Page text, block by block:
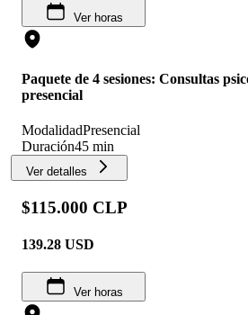
Ver horas
Paquete de 4 sesiones: Consultas
presencial
ModalidadPresencial
Duración45 min
Ver detalles
$115.000 CLP
139.28 USD
Ver horas